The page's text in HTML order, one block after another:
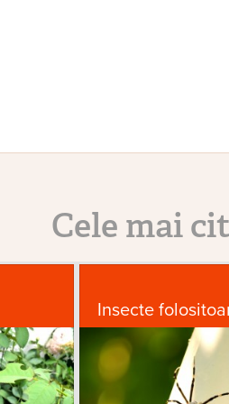
Cele mai
Insecte